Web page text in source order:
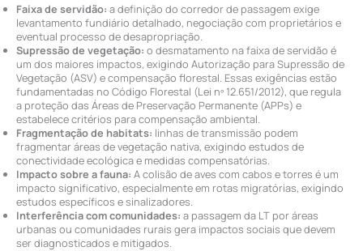
Faixa de servidão: a definição do corredor de passagem exige
levantamento fundiário detalhado, negociação com proprietários e
eventual processo de desapropriação.
Supressão de vegetação: o desmatamento na faixa de servidão é
um dos maiores impactos, exigindo Autorização para Supressão de
Vegetação (ASV) e compensação florestal. Essas exigências estão
fundamentadas no Código Florestal (Lei nº 12.651/2012), que regula
a proteção das Áreas de Preservação Permanente (APPs) e
estabelece critérios para compensação ambiental.
Fragmentação de habitats: linhas de transmissão podem
fragmentar áreas de vegetação nativa, exigindo estudos de
conectividade ecológica e medidas compensatórias.
Impacto sobre a fauna: A colisão de aves com cabos e torres é um
impacto significativo, especialmente em rotas migratórias, exigindo
estudos específicos e sinalizadores.
Interferência com comunidades: a passagem da LT por áreas
urbanas ou comunidades rurais gera impactos sociais que devem
ser diagnosticados e mitigados.